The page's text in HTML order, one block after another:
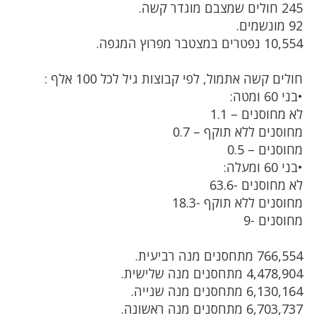
245 חולים שמצבם מוגדר קשה.
92 מונשמים.
10,554 נפטרים במצטבר מפרוץ המגפה.
חולים קשה אתמול, לפי קבוצות גיל לכל 100 אלף :
•בני 60 ומטה:
לא מחוסנים – 1.1
מחוסנים ללא תוקף – 0.7
מחוסנים – 0.5
•בני 60 ומעלה:
לא מחוסנים -63.6
מחוסנים ללא תוקף -18.3
מחוסנים -9
766,554 מתחסנים מנה רביעית.
4,478,904 מתחסנים מנה שלישית.
6,130,164 מתחסנים מנה שנייה.
6,703,737 מתחסנים מנה ראשונה.